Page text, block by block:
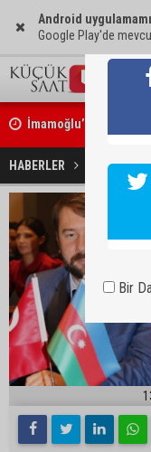
Android
Google Play'de
İmamoğlu’nda hijyen
Mustafa Özkan:
başlatıldı"
HABERLER ULUSAL
Bir